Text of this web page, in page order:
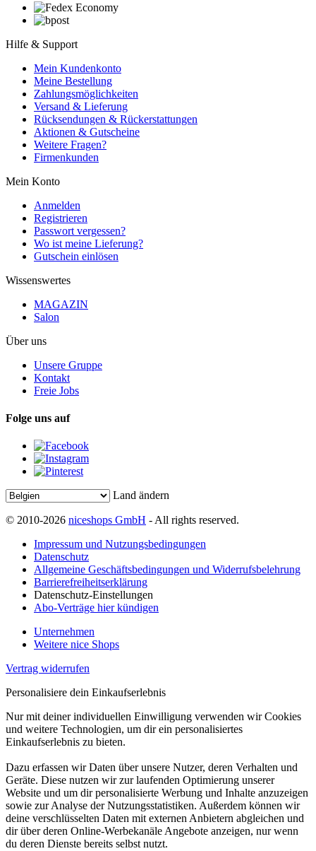
Hilfe & Support
Mein Kundenkonto
Meine Bestellung
Zahlungsmöglichkeiten
Versand & Lieferung
Rücksendungen & Rückerstattungen
Aktionen & Gutscheine
Weitere Fragen?
Firmenkunden
Mein Konto
Anmelden
Registrieren
Passwort vergessen?
Wo ist meine Lieferung?
Gutschein einlösen
Wissenswertes
MAGAZIN
Salon
Über uns
Unsere Gruppe
Kontakt
Freie Jobs
Folge uns auf
Land ändern
© 2010-2026 niceshops GmbH - All rights reserved.
Impressum und Nutzungsbedingungen
Datenschutz
Allgemeine Geschäftsbedingungen und Widerrufsbelehrung
Barrierefreiheitserklärung
Datenschutz-Einstellungen
Abo-Verträge hier kündigen
Unternehmen
Weitere nice Shops
Vertrag widerrufen
Personalisiere dein Einkaufserlebnis
Nur mit deiner individuellen Einwilligung verwenden wir Cookies
und weitere Technologien, um dir ein personalisiertes
Einkaufserlebnis zu bieten.
Dazu erfassen wir Daten über unsere Nutzer, deren Verhalten und
Geräte. Diese nutzen wir zur laufenden Optimierung unserer
Website und um dir personalisierte Werbung und Inhalte anzuzeigen
sowie zur Analyse der Nutzungsstatistiken. Außerdem können wir
deine verschlüsselten Daten mit externen Anbietern abgleichen und
dir über deren Online-Werbekanäle Angebote anzeigen, nur wenn
du deren Dienste bereits selbst nutzt.